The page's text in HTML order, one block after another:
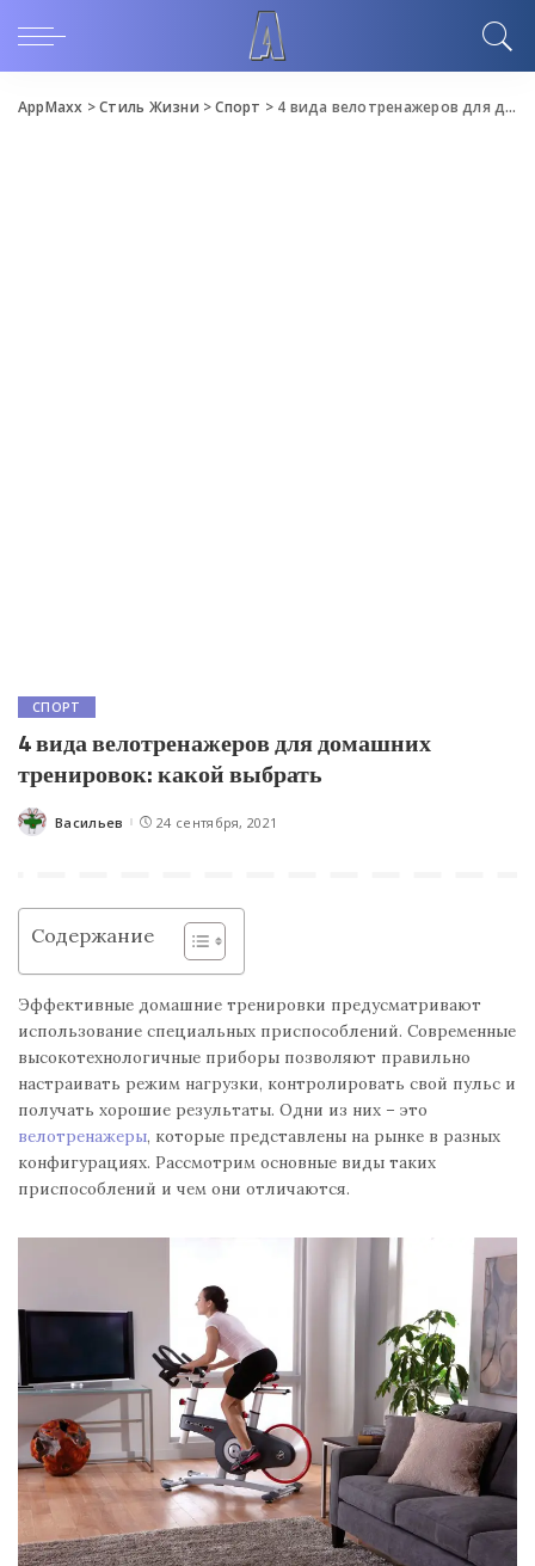
AppMaxx >Стиль Жизни >Спорт > 4 вида велотренажеров для домашних тренировок: какой выбрать
СПОРТ
4 вида велотренажеров для домашних
тренировок: какой выбрать
Posted
Васильев 24 сентября, 2021
Содержание
Эффективные домашние тренировки предусматривают
использование специальных приспособлений. Современные
высокотехнологичные приборы позволяют правильно
настраивать режим нагрузки, контролировать свой пульс и
получать хорошие результаты. Одни из них – это
велотренажеры, которые представлены на рынке в разных
конфигурациях. Рассмотрим основные виды таких
приспособлений и чем они отличаются.